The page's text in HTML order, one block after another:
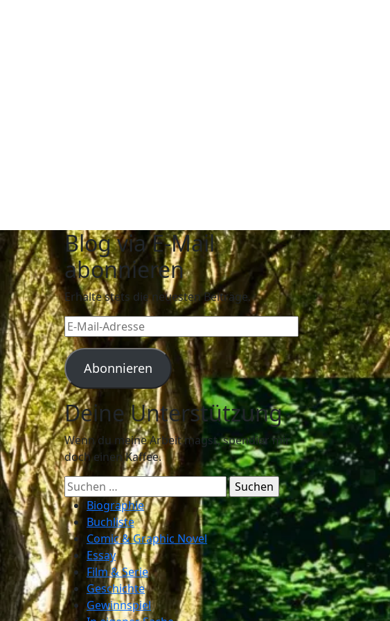
Blog via E-Mail
abonnieren
Erhalte stets die neuesten Beiträge.
E-
Mail-
Adresse
Abonnieren
Deine Unterstützung
Wenn du meine Arbeit magst, spendier mir
doch einen Kaffee.
Suchen
nach:Biographie
Buchliste
Comic & Graphic Novel
Essay
Film & Serie
Geschichte
Gewinnspiel